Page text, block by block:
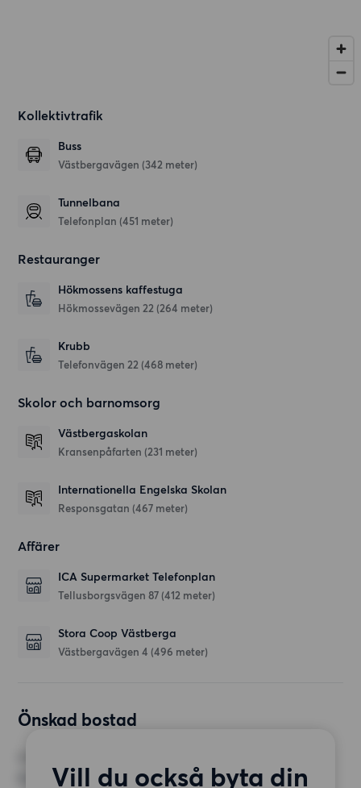
Kollektivtrafik
Buss
Västbergavägen (342 meter)
Tunnelbana
Telefonplan (451 meter)
Restauranger
Hökmossens kaffestuga
Hökmossevägen 22 (264 meter)
Krubb
Telefonvägen 22 (468 meter)
Skolor och barnomsorg
Västbergaskolan
Kransenpåfarten (231 meter)
Internationella Engelska Skolan
Responsgatan (467 meter)
Affärer
ICA Supermarket Telefonplan
Tellusborgsvägen 87 (412 meter)
Stora Coop Västberga
Västbergavägen 4 (496 meter)
Önskad bostad
Vill du också byta din